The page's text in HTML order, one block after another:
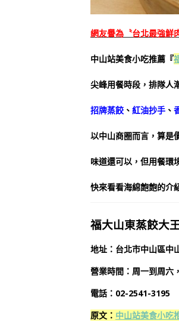
網友譽為〝台北最強鮮
中山站美食小吃推薦『
尖峰用餐時段，排隊人
招牌蒸餃 、 紅油抄手 、
以中山商圈而言，算是
味道還可以，但用餐環
快來看看海綿飽飽的介
福大山東蒸餃大
地址：台北市中山區中
營業時間 ： 周一到周六，
電話：02-2541-3195
原文： 中山站美食小吃